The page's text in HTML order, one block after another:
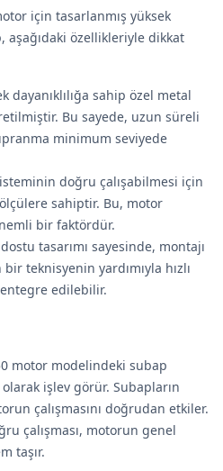
için tasarlanmış yüksek
özellikleriyle dikkat
dayanıklılığa sahip özel metal
Bu sayede, uzun süreli
minimum seviyede
doğru çalışabilmesi için
sahiptir. Bu, motor
bir faktördür.
dostu tasarımı sayesinde, montajı
teknisyenin yardımıyla hızlı
edilebilir.
motor modelindeki subap
işlev görür. Subapların
çalışmasını doğrudan etkiler.
çalışması, motorun genel
taşır.